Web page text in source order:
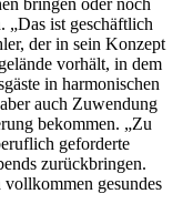
„Das ist geschäftlich
der in sein Konzept
vorhält, in dem
in harmonischen
auch Zuwendung
bekommen. „Zu
geforderte
zurückbringen.
gesundes